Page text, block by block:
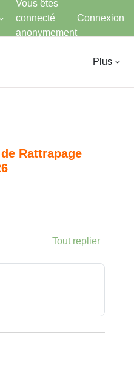
Vous êtes
connecté
anonymement
Connexion
Plus
Rattrapage
Tout replier